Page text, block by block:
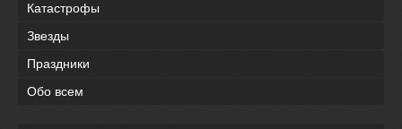
Катастрофы
Звезды
Праздники
Обо всем